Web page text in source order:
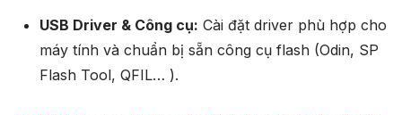
USB Driver & Công cụ: Cài đặt driver phù hợp cho
máy tính và chuẩn bị sẵn công cụ flash (Odin, SP
Flash Tool, QFIL… ).